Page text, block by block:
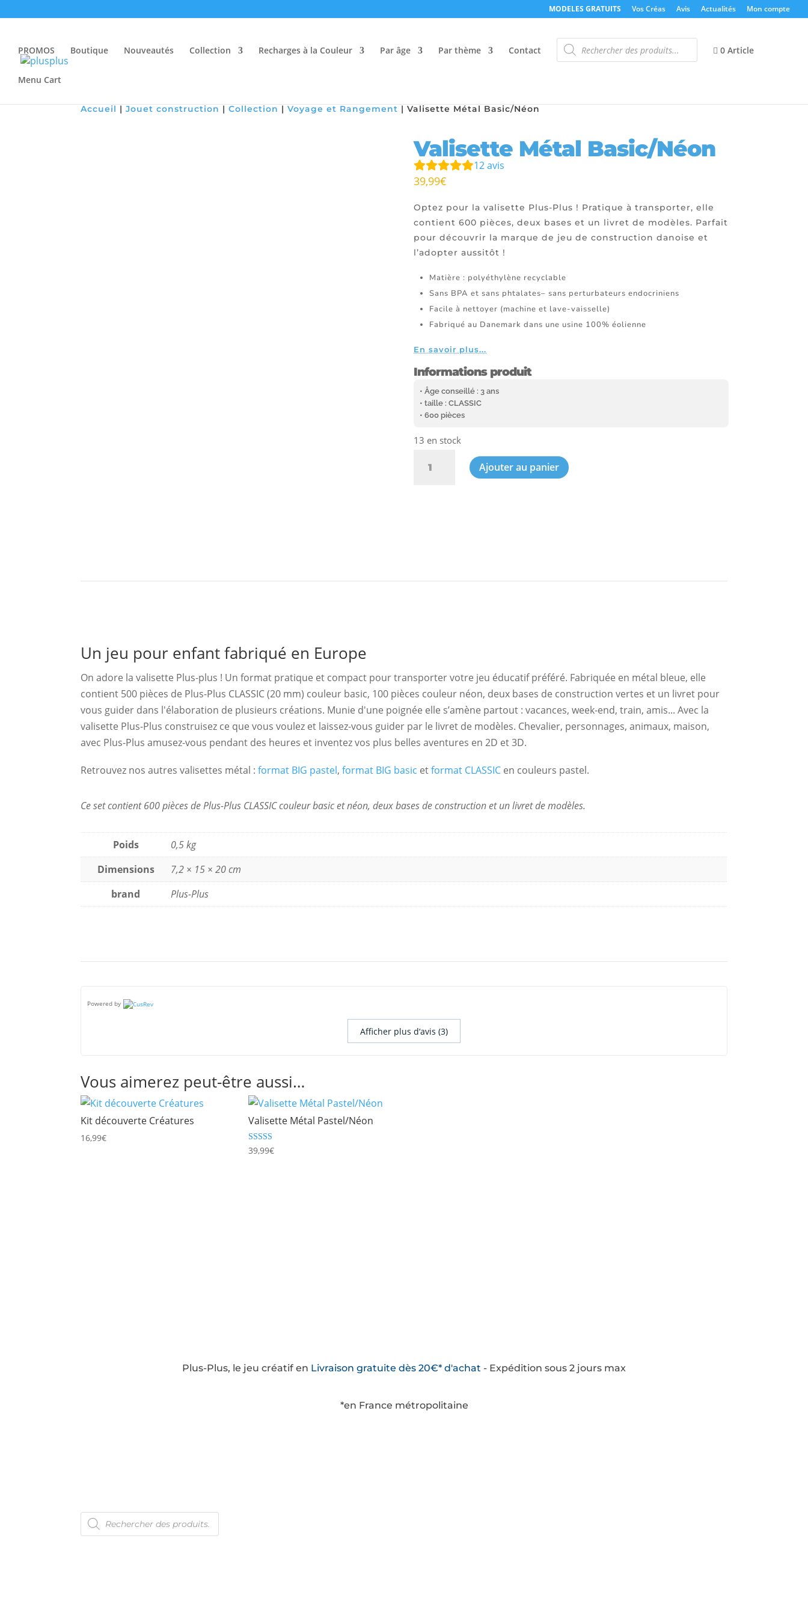
MODELES GRATUITS Vos Créas Avis Actualités Mon compte
PROMOS Boutique Nouveautés Collection Recharges à la Couleur Par âge Par thème Contact
Recherche
de
produits
0 Article
Menu Cart
Accueil |Jouet construction |Collection |Voyage et Rangement |Valisette Métal Basic/Néon
Valisette Métal Basic/Néon
12avis
39,99€
Optez pour la valisette Plus-Plus ! Pratique à transporter, elle
contient 600 pièces, deux bases et un livret de modèles. Parfait
pour découvrir la marque de jeu de construction danoise et
l’adopter aussitôt !
Matière : polyéthylène recyclable
Sans BPA et sans phtalates– sans perturbateurs endocriniens
Facile à nettoyer (machine et lave-vaisselle)
Fabriqué au Danemark dans une usine 100% éolienne
En savoir plus...
Informations produit
• Âge conseillé : 3 ans
• taille : CLASSIC
• 600 pièces
13 en stock
Ajouter au panier
Un jeu pour enfant fabriqué en Europe
On adore la valisette Plus-plus ! Un format pratique et compact pour transporter votre jeu éducatif préféré. Fabriquée en métal bleue, elle
contient 500 pièces de Plus-Plus CLASSIC (20 mm) couleur basic, 100 pièces couleur néon, deux bases de construction vertes et un livret pour
vous guider dans l'élaboration de plusieurs créations. Munie d'une poignée elle s’amène partout : vacances, week-end, train, amis... Avec la
valisette Plus-Plus construisez ce que vous voulez et laissez-vous guider par le livret de modèles. Chevalier, personnages, animaux, maison,
avec Plus-Plus amusez-vous pendant des heures et inventez vos plus belles aventures en 2D et 3D.
Retrouvez nos autres valisettes métal :format BIG pastel,format BIG basic etformat CLASSIC en couleurs pastel.
Ce set contient 600 pièces de Plus-Plus CLASSIC couleur basic et néon, deux bases de construction et un livret de modèles.
Poids
0,5 kg
Dimensions
7,2 × 15 × 20 cm
brand
Plus-Plus
Powered by
Afficher plus d‘avis (3)
Vous aimerez peut-être aussi…
Kit découverte Créatures
16,99€
Valisette Métal Pastel/Néon
Note
4.71
39,99€
Plus-Plus, le jeu créatif en Livraison gratuite dès 20€* d'achat - Expédition sous 2 jours max
*en France métropolitaine
Recherche
de
produits